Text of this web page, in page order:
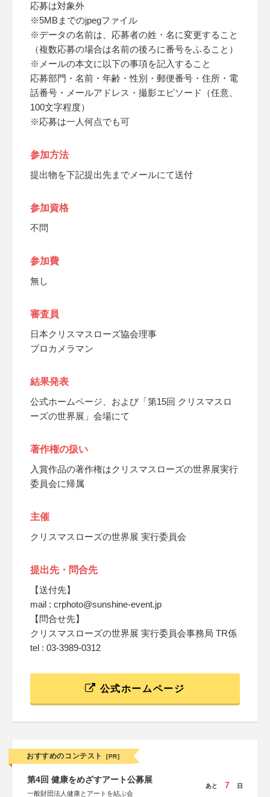
応募は対象外
※5MBまでのjpegファイル
※データの名前は、応募者の姓・名に変更すること
（複数応募の場合は名前の後ろに番号をふること）
※メールの本文に以下の事項を記入すること
応募部門・名前・年齢・性別・郵便番号・住所・電
話番号・メールアドレス・撮影エピソード（任意、
100文字程度）
※応募は一人何点でも可
参加方法
提出物を下記提出先までメールにて送付
参加資格
不問
参加費
無し
審査員
日本クリスマスローズ協会理事
プロカメラマン
結果発表
公式ホームページ、および「第15回 クリスマスロ
ーズの世界展」会場にて
著作権の扱い
入賞作品の著作権はクリスマスローズの世界展実行
委員会に帰属
主催
クリスマスローズの世界展 実行委員会
提出先・問合先
【送付先】
mail : crphoto@sunshine-event.jp
【問合せ先】
クリスマスローズの世界展 実行委員会事務局 TR係
tel : 03-3989-0312
公式ホームページ
おすすめのコンテスト [PR]
第4回 健康をめざすアート公募展
一般財団法人健康とアートを結ぶ会
あと 7 日